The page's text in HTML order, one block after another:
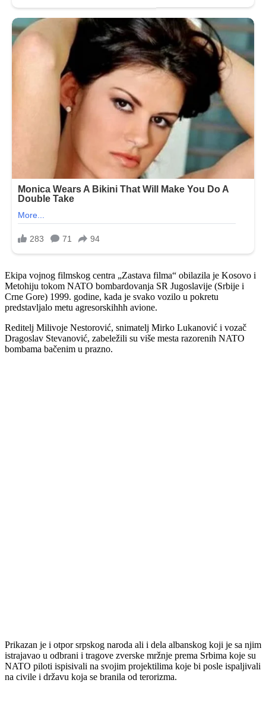
Ekipa vojnog filmskog centra „Zastava filma“ obilazila je Kosovo i
Metohiju tokom NATO bombardovanja SR Jugoslavije (Srbije i
Crne Gore) 1999. godine, kada je svako vozilo u pokretu
predstavljalo metu agresorskihhh avione.
Reditelj Milivoje Nestorović, snimatelj Mirko Lukanović i vozač
Dragoslav Stevanović, zabeležili su više mesta razorenih NATO
bombama bačenim u prazno.
Prikazan je i otpor srpskog naroda ali i dela albanskog koji je sa njim
istrajavao u odbrani i tragove zverske mržnje prema Srbima koje su
NATO piloti ispisivali na svojim projektilima koje bi posle ispaljivali
na civile i državu koja se branila od terorizma.